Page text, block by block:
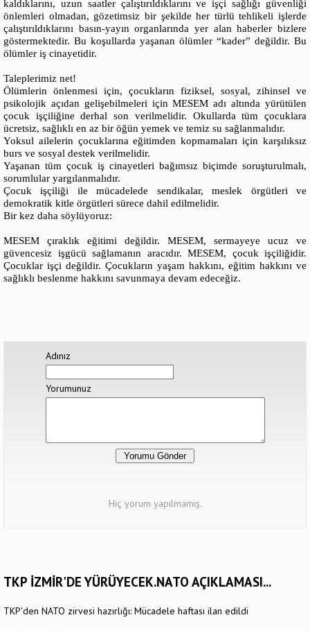
kaldıklarını, uzun saatler çalıştırıldıklarını ve işçi sağlığı güvenliği
önlemleri olmadan, gözetimsiz bir şekilde her türlü tehlikeli işlerde
çalıştırıldıklarını basın-yayın organlarında yer alan haberler bizlere
göstermektedir. Bu koşullarda yaşanan ölümler “kader” değildir. Bu
ölümler iş cinayetidir.
Taleplerimiz net!
Ölümlerin önlenmesi için, çocukların fiziksel, sosyal, zihinsel ve
psikolojik açıdan gelişebilmeleri için MESEM adı altında yürütülen
çocuk işçiliğine derhal son verilmelidir. Okullarda tüm çocuklara
ücretsiz, sağlıklı en az bir öğün yemek ve temiz su sağlanmalıdır.
Yoksul ailelerin çocuklarına eğitimden kopmamaları için karşılıksız
burs ve sosyal destek verilmelidir.
Yaşanan tüm çocuk iş cinayetleri bağımsız biçimde soruşturulmalı,
sorumlular yargılanmalıdır.
Çocuk işçiliği ile mücadelede sendikalar, meslek örgütleri ve
demokratik kitle örgütleri sürece dahil edilmelidir.
Bir kez daha söylüyoruz:
MESEM çıraklık eğitimi değildir. MESEM, sermayeye ucuz ve
güvencesiz işgücü sağlamanın aracıdır. MESEM, çocuk işçiliğidir.
Çocuklar işçi değildir. Çocukların yaşam hakkını, eğitim hakkını ve
sağlıklı beslenme hakkını savunmaya devam edeceğiz.
Adınız
Yorumunuz
Hiç yorum yapılmamış.
TKP İZMİR'DE YÜRÜYECEK.NATO AÇIKLAMASI...
TKP'den NATO zirvesi hazırlığı: Mücadele haftası ilan edildi